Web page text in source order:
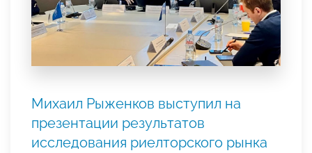
Михаил Рыженков выступил на
презентации результатов
исследования риелторского рынка